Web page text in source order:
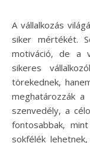
A vállalkozás világában számos tényező határozza meg a
siker mértékét.
motiváció, de a
sikeres
törekednek,
meghatározzák a
szenvedély, a
fontosabbak,
sokfélék